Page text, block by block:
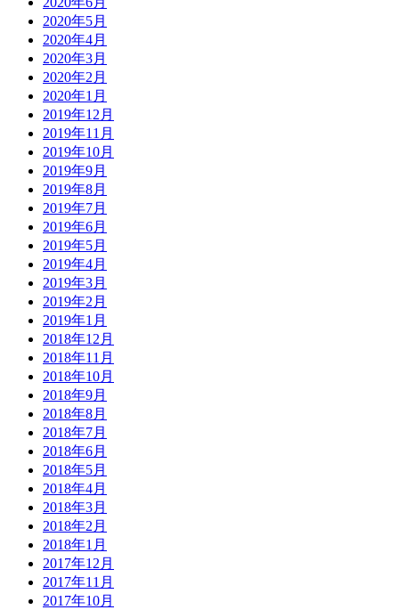
2020年5月
2020年4月
2020年3月
2020年2月
2020年1月
2019年12月
2019年11月
2019年10月
2019年9月
2019年8月
2019年7月
2019年6月
2019年5月
2019年4月
2019年3月
2019年2月
2019年1月
2018年12月
2018年11月
2018年10月
2018年9月
2018年8月
2018年7月
2018年6月
2018年5月
2018年4月
2018年3月
2018年2月
2018年1月
2017年12月
2017年11月
2017年10月